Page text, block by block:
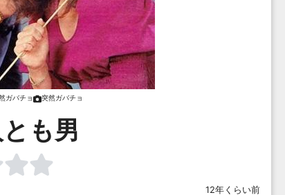
ガバチョ 突然ガバチョ
も男
12年くらい前